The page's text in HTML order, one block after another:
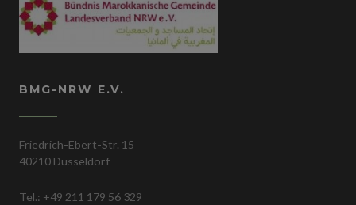
BMG-NRW E.V.
Friedrich-Ebert-Str. 15
40210 Düsseldorf
Tel.: +49 211 179 56 329